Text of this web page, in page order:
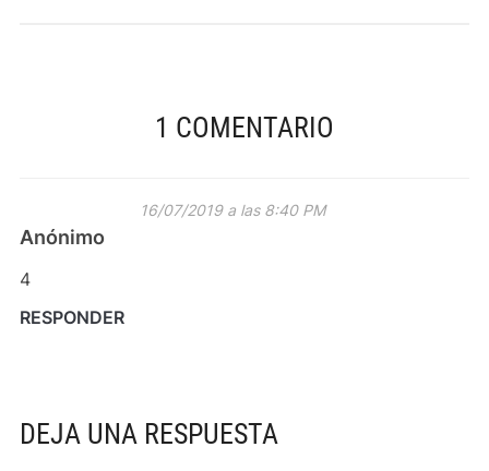
1 COMENTARIO
Anónimo
16/07/2019 a las 8:40 PM
4
RESPONDER
DEJA UNA RESPUESTA